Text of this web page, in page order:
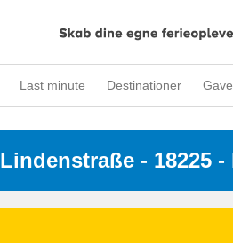
Last minute Destinationer
Lindenstraße - 18225 -